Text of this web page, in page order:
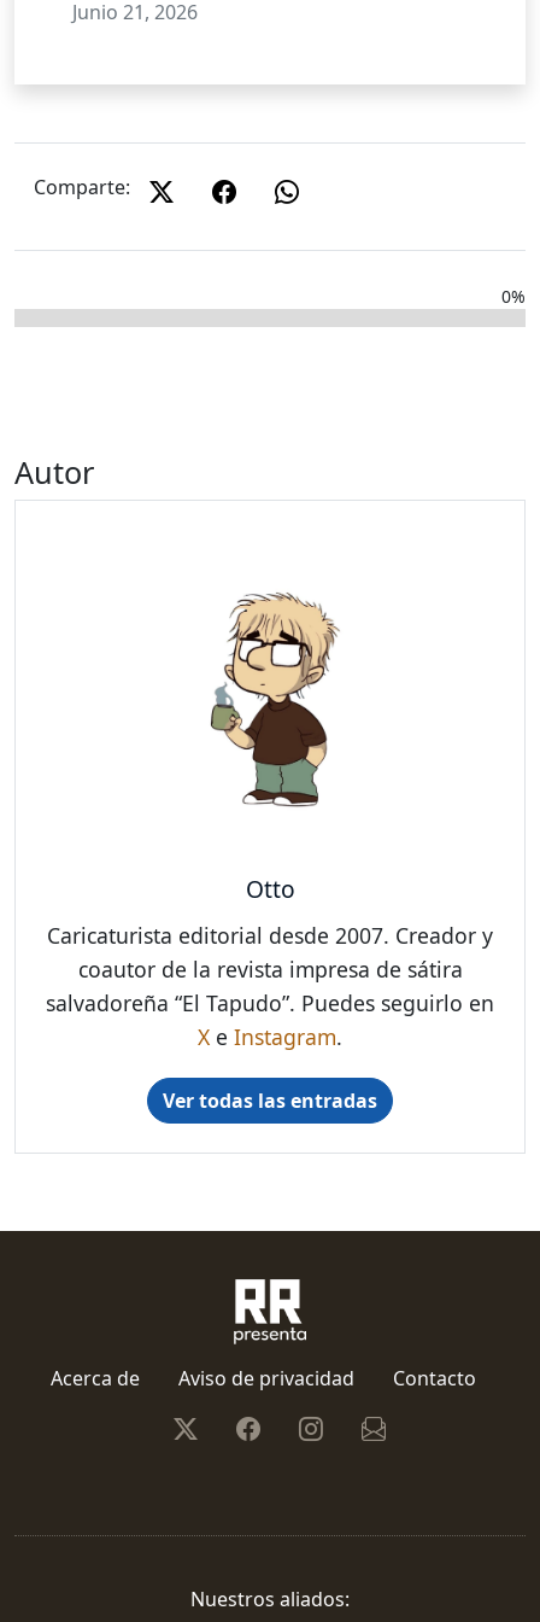
Junio 21, 2026
Comparte:
0%
Autor
Otto
Caricaturista editorial desde 2007. Creador y
coautor de la revista impresa de sátira
salvadoreña “El Tapudo”. Puedes seguirlo en
X e Instagram.
Ver todas las entradas
Acerca de Aviso de privacidad Contacto
Nuestros aliados: